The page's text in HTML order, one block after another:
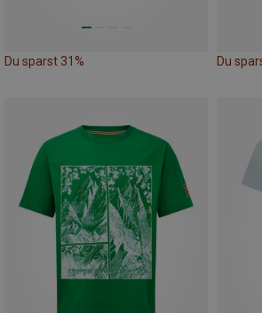
Du sparst 31% Du